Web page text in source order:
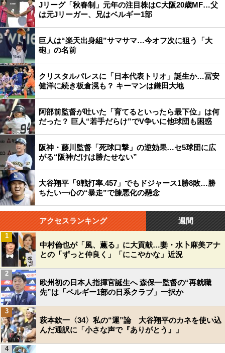
Jリーグ「秋春制」元年の注目株はC大阪20歳MF…父
は元Jリーガー、兄はベルギー1部
巨人は“楽天出身組”サマサマ…今オフ次に狙う「大
砲」の名前
クリスタルパレスに「日本代表トリオ」誕生か…冨安
健洋に続き板倉滉も？ キーマンは鎌田大地
阿部前監督が吐いた「育てるといったら最下位」は何
だった？ 巨人“若手だらけ”でV争いに他球団も困惑
阪神・藤川監督「死球口撃」の逆効果…セ5球団に広
がる“阪神だけは勝たせない”
大谷翔平「9戦打率.457」でもドジャース1勝8敗…勝
ちたい一心の“暴走”で膝悪化の懸念
アクセスランキング 週間
中村倫也が「風、薫る」に大貢献…妻・水卜麻美アナ
との「ずっと仲良く」「にこやかな」近況
1
欧州初の日本人指揮官誕生へ 森保一監督の“再就職
先”は「ベルギー1部の日系クラブ」一択か
2
萩本欽一〈34〉私の“運”論 大谷翔平のカネを使い込
んだ通訳に「小さな声で『ありがとう』」
3
4